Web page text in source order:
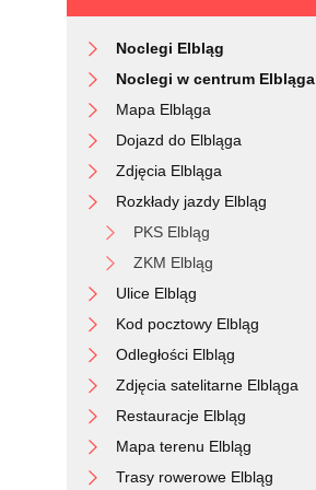
Noclegi Elbląg
Noclegi w centrum Elbląga
Mapa Elbląga
Dojazd do Elbląga
Zdjęcia Elbląga
Rozkłady jazdy Elbląg
PKS Elbląg
ZKM Elbląg
Ulice Elbląg
Kod pocztowy Elbląg
Odległości Elbląg
Zdjęcia satelitarne Elbląga
Restauracje Elbląg
Mapa terenu Elbląg
Trasy rowerowe Elbląg